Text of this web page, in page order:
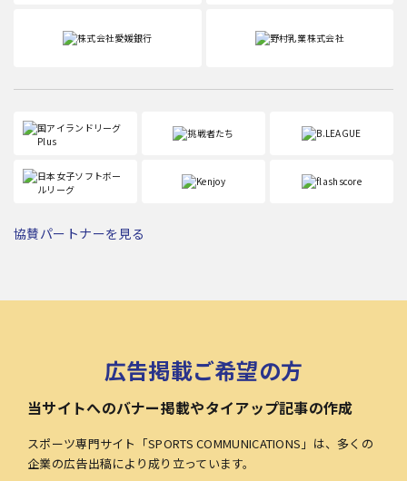
協賛パートナーを見る
広告掲載ご希望の方
当サイトへのバナー掲載やタイアップ記事の作成
スポーツ専門サイト「SPORTS COMMUNICATIONS」は、多くの
企業の広告出稿により成り立っています。